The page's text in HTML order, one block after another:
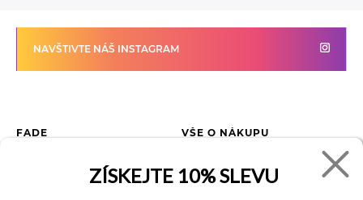
NAVŠTIVTE NÁŠ INSTAGRAM
FADE
VŠE O NÁKUPU
Jak reklamovat zboží
ZÍSKEJTE 10% SLEVU